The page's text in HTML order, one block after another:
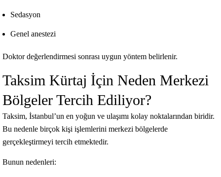
Sedasyon
Genel anestezi
Doktor değerlendirmesi sonrası uygun yöntem belirlenir.
Taksim Kürtaj İçin Neden Merkezi
Bölgeler Tercih Ediliyor?
Taksim, İstanbul’un en yoğun ve ulaşımı kolay noktalarından biridir.
Bu nedenle birçok kişi işlemlerini merkezi bölgelerde
gerçekleştirmeyi tercih etmektedir.
Bunun nedenleri: